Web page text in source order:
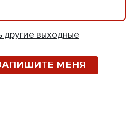
другие выходные
МЕНЯ